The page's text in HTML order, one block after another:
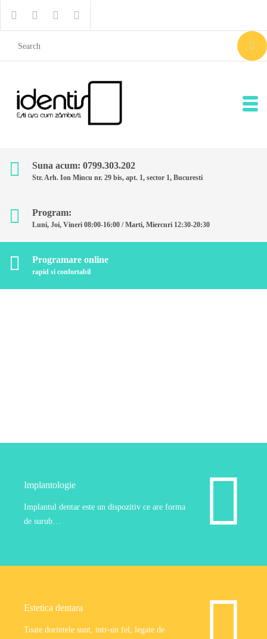
Suna acum: 0799.303.202
Str. Arh. Ion Mincu nr. 29 bis, apt. 1, sector 1, Bucuresti
Program:
Luni, Joi, Vineri 08:00-16:00 / Marti, Miercuri 12:30-20:30
Programare online
rapid si confortabil
Implantologie
Implantul dentar este un dispozitiv ce are forma
de surub…
Estetica dentara
Toate dorintele sunt, intr-un fel, legate de